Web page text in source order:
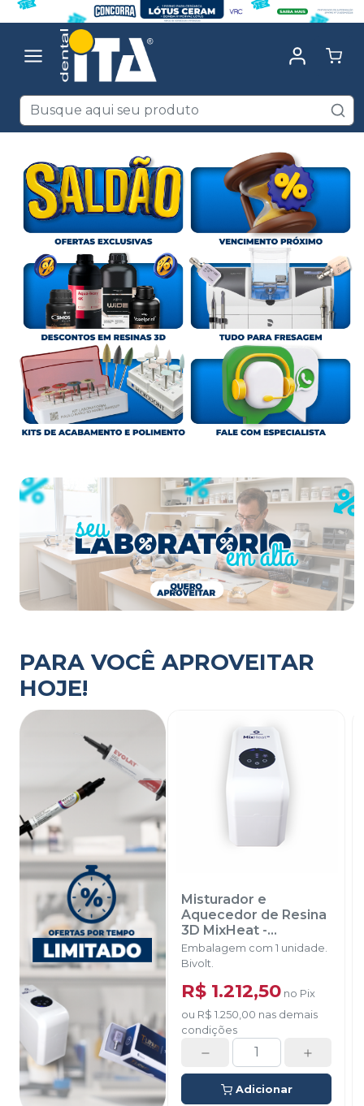
PARA VOCÊ APROVEITAR
HOJE!
Misturador e
Aquecedor de Resina
3D MixHeat -
ODONTOMEGA
Embalagem com 1 unidade.
Bivolt.
R$ 1.212,50 no Pix
ou R$ 1.250,00 nas demais
condições
Adicionar